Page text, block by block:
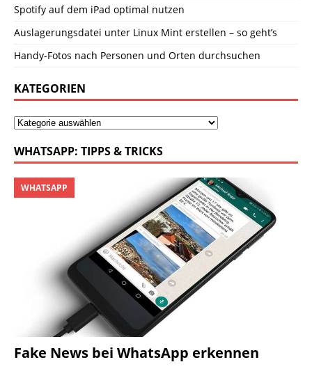
Spotify auf dem iPad optimal nutzen
Auslagerungsdatei unter Linux Mint erstellen – so geht’s
Handy-Fotos nach Personen und Orten durchsuchen
KATEGORIEN
WHATSAPP: TIPPS & TRICKS
Fake News bei WhatsApp erkennen
WHATSAPP